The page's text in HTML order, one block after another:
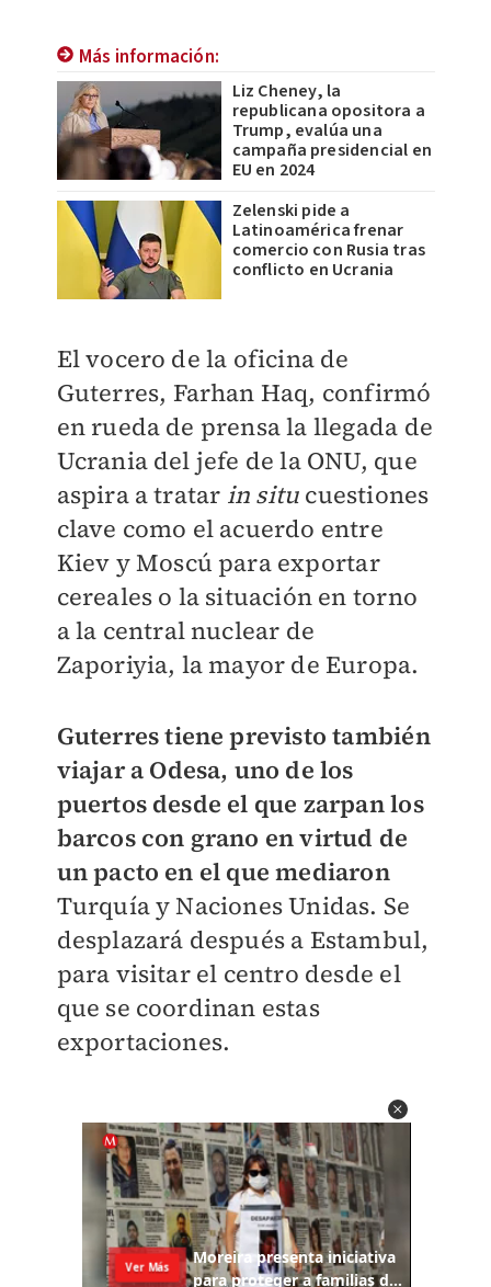
Más información:
Liz Cheney, la
republicana opositora a
Trump, evalúa una
campaña presidencial en
EU en 2024
Zelenski pide a
Latinoamérica frenar
comercio con Rusia tras
conflicto en Ucrania
El vocero de la oficina de
Guterres, Farhan Haq, confirmó
en rueda de prensa la llegada de
Ucrania del jefe de la ONU, que
aspira a tratar in situ cuestiones
clave como el acuerdo entre
Kiev y Moscú para exportar
cereales o la situación en torno
a la central nuclear de
Zaporiyia, la mayor de Europa.
Guterres tiene previsto también
viajar a Odesa, uno de los
puertos desde el que zarpan los
barcos con grano en virtud de
un pacto en el que mediaron
Turquía y Naciones Unidas. Se
desplazará después a Estambul,
para visitar el centro desde el
que se coordinan estas
exportaciones.